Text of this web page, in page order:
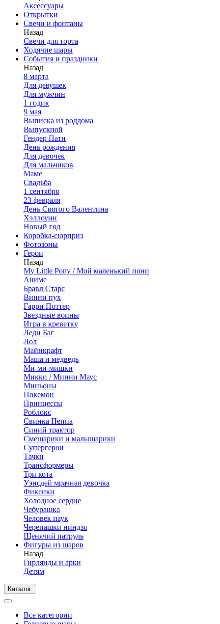
Аксессуары
Открытки
Свечи и фонтаны
Назад
Свечи для торта
Ходячие шары
События и праздники
Назад
8 марта
Для девушек
Для мужчин
1 годик
9 мая
Выписка из роддома
Выпускной
Гендер Пати
День рождения
Для девочек
Для мальчиков
Маме
Свадьба
1 сентября
23 февраля
День Святого Валентина
Хэллоуин
Новый год
Коробка-сюрприз
Фотозоны
Герои
Назад
My Little Pony / Мой маленький пони
Аниме
Бравл Старс
Винни пух
Гарри Поттер
Звездные воины
Игра в креветку
Леди Баг
Лол
Майнкрафт
Маша и медведь
Ми-ми-мишки
Микки / Минни Маус
Миньоны
Покемон
Принцессы
Роблокс
Свинка Пеппа
Синий трактор
Смешарики и малышарики
Супергерои
Тачки
Трансформеры
Три кота
Уэнсдей мрачная девочка
Фиксики
Холодное сердце
Чебурашка
Человек паук
Черепашки ниндзя
Щенячий патруль
Фигуры из шаров
Назад
Гирлянды и арки
Детям
Каталог
Все категории